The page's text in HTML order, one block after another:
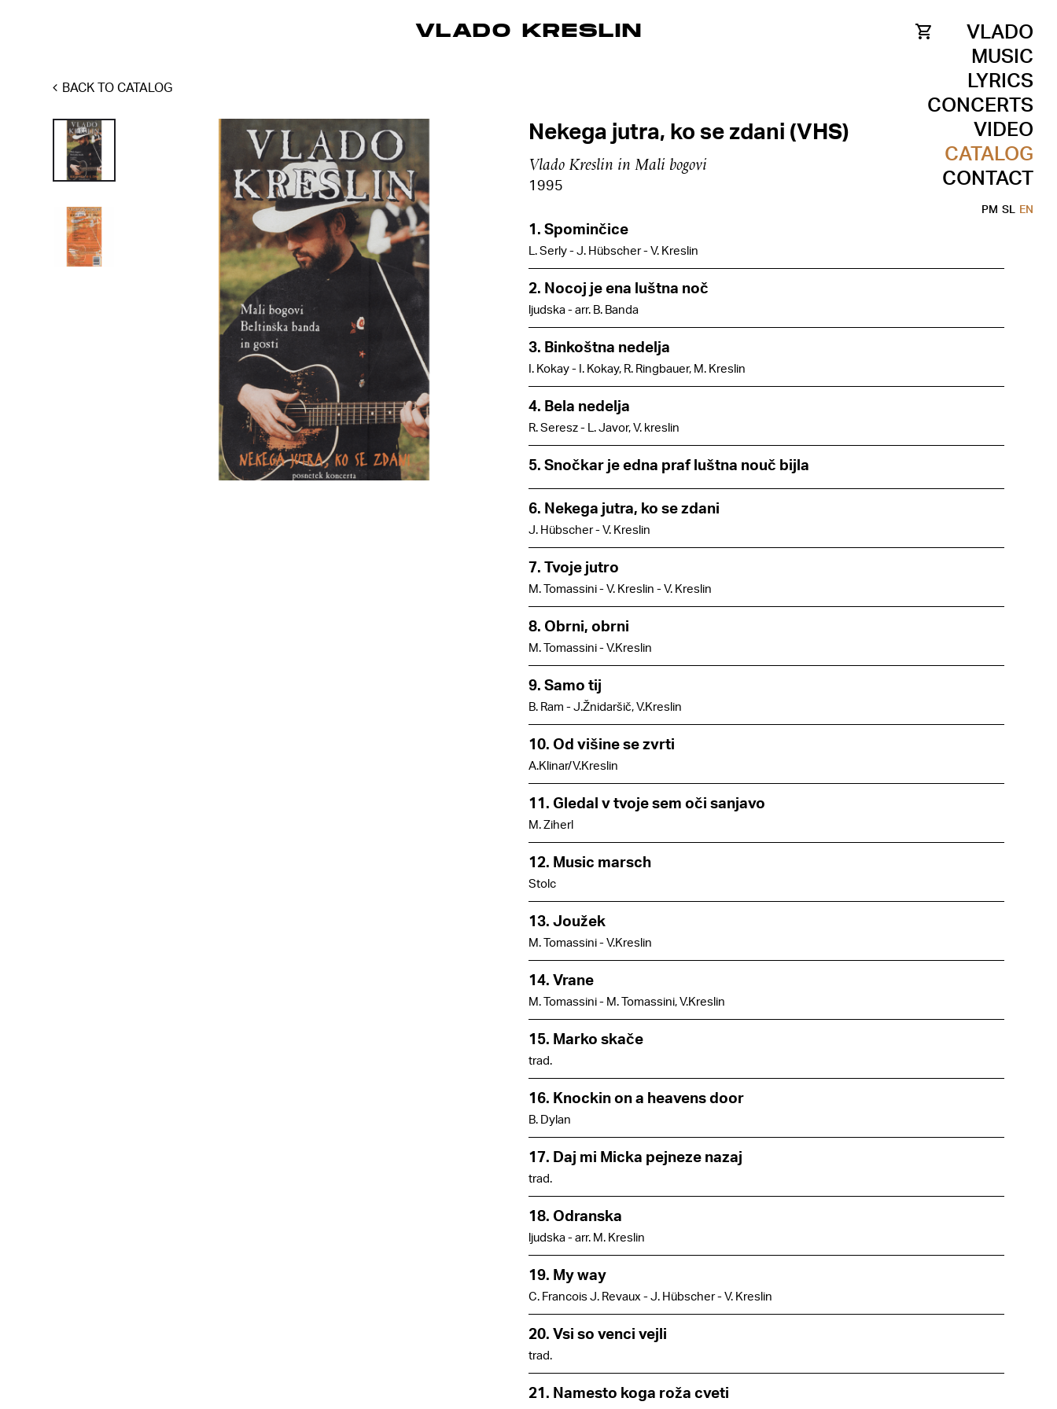
VLADO KRESLIN
VLADO
MUSIC
LYRICS
CONCERTS
VIDEO
CATALOG
CONTACT
PM SL EN
BACK TO CATALOG
Nekega jutra, ko se zdani (VHS)
Vlado Kreslin in Mali bogovi
1995
1. Spominčice
L. Serly - J. Hübscher - V. Kreslin
2. Nocoj je ena luštna noč
ljudska - arr. B. Banda
3. Binkoštna nedelja
I. Kokay - I. Kokay, R. Ringbauer, M. Kreslin
4. Bela nedelja
R. Seresz - L. Javor, V. kreslin
5. Snočkar je edna praf luštna nouč bijla
6. Nekega jutra, ko se zdani
J. Hübscher - V. Kreslin
7. Tvoje jutro
M. Tomassini - V. Kreslin - V. Kreslin
8. Obrni, obrni
M. Tomassini - V.Kreslin
9. Samo tij
B. Ram - J.Žnidaršič, V.Kreslin
10. Od višine se zvrti
A.Klinar/V.Kreslin
11. Gledal v tvoje sem oči sanjavo
M. Ziherl
12. Music marsch
Stolc
13. Joužek
M. Tomassini - V.Kreslin
14. Vrane
M. Tomassini - M. Tomassini, V.Kreslin
15. Marko skače
trad.
16. Knockin on a heavens door
B. Dylan
17. Daj mi Micka pejneze nazaj
trad.
18. Odranska
ljudska - arr. M. Kreslin
19. My way
C. Francois J. Revaux - J. Hübscher - V. Kreslin
20. Vsi so venci vejli
trad.
21. Namesto koga roža cveti